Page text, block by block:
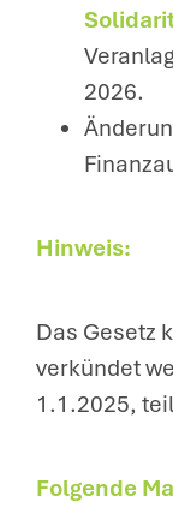
2026.
Hinweis:
Das Gesetz
verkündet
1.1.2025,
Folgende